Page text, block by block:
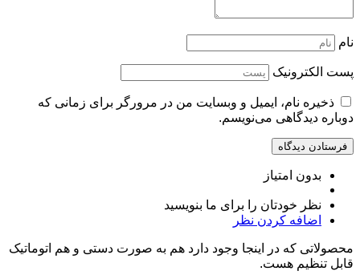
نام
پست الکترونیک
ذخیره نام، ایمیل و وبسایت من در مرورگر برای زمانی که
دوباره دیدگاهی می‌نویسم.
بدون امتیاز
نظر خودتان را برای ما بنویسید
اضافه کردن نظر
محصولاتی که در اینجا وجود دارد هم به صورت دستی و هم اتوماتیک
قابل تنظیم هست.